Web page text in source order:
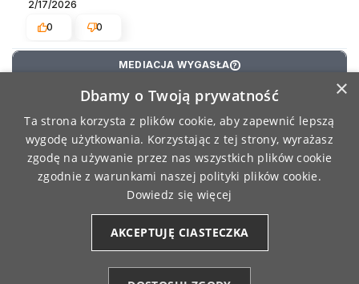
2/17/2026
0
0
MEDIACJA WYGASŁA ?
zweryfikowano
3
Bardzo szybka dostawa, towar super. Polecam
w 100%
2/16/2026
Moja opinia na temat skarpet moraja oczywiście jak
×
Dbamy o Twoją prywatność
Ta strona korzysta z plików cookie, aby zapewnić lepszą
wygodę użytkowania. Korzystając z tej strony, wyrażasz
zgodę na używanie przez nas wszystkich plików cookie
zgodnie z warunkami naszej polityki plików cookie.
Dowiedz się więcej
AKCEPTUJĘ CIASTECZKA